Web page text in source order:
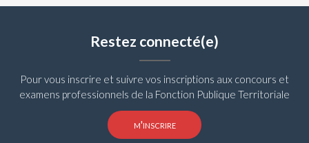
Restez connecté(e)
Pour vous inscrire et suivre vos inscriptions aux concours et
examens professionnels de la Fonction Publique Territoriale
m'inscrire